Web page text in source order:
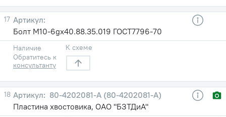
17
Болт M10-6gх40.88.35.019 ГОСТ7796-70
Наличие
Обратитесь к
консультанту
К схеме
18
80-4202081-A (80-4202081-А)
Пластина хвостовика, ОАО "БЗТДиА"